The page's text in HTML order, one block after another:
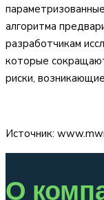
алгоритма
разработчикам
которые
риски,
Источник:
О